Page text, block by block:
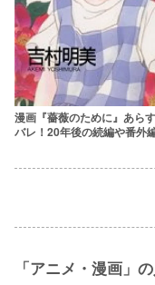
漫画『薔薇のために』あら
バレ！20年後の続編や番外
「アニメ・漫画」